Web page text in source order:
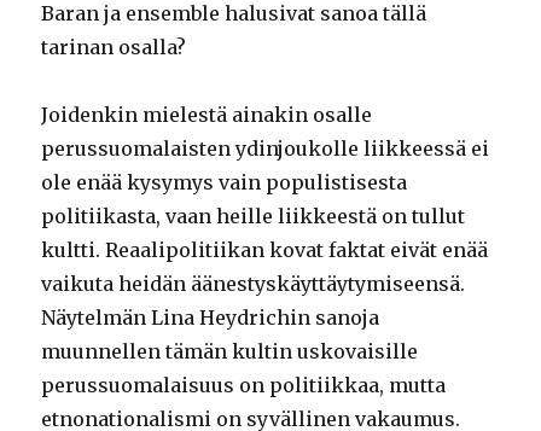
Baran ja ensemble halusivat sanoa tällä
tarinan osalla?
Joidenkin mielestä ainakin osalle
perussuomalaisten ydinjoukolle liikkeessä ei
ole enää kysymys vain populistisesta
politiikasta, vaan heille liikkeestä on tullut
kultti. Reaalipolitiikan kovat faktat eivät enää
vaikuta heidän äänestyskäyttäytymiseensä.
Näytelmän Lina Heydrichin sanoja
muunnellen tämän kultin uskovaisille
perussuomalaisuus on politiikkaa, mutta
etnonationalismi on syvällinen vakaumus.